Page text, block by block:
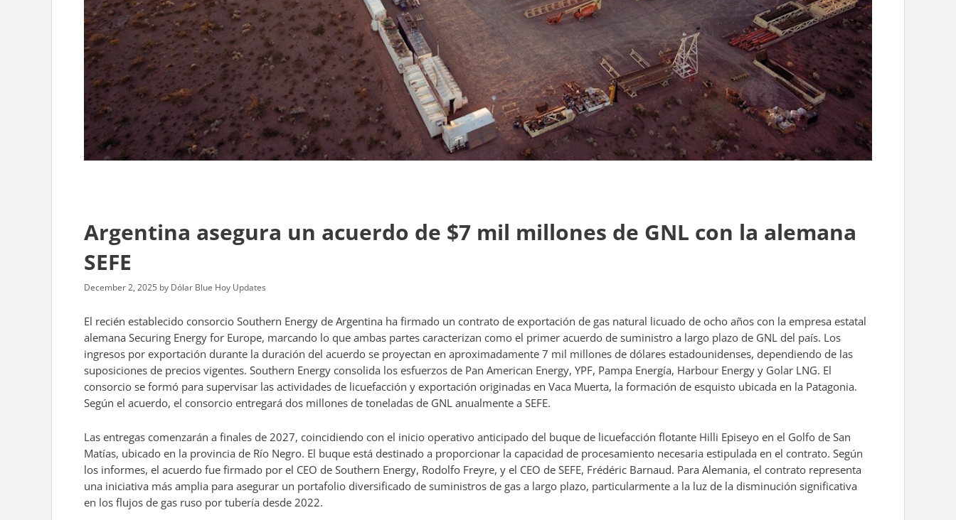
Argentina asegura un acuerdo de $7 mil millones de GNL con la alemana
SEFE
December 2, 2025 by Dólar Blue Hoy Updates
El recién establecido consorcio Southern Energy de Argentina ha firmado un contrato de exportación de gas natural licuado de ocho años con la empresa estatal
alemana Securing Energy for Europe, marcando lo que ambas partes caracterizan como el primer acuerdo de suministro a largo plazo de GNL del país. Los
ingresos por exportación durante la duración del acuerdo se proyectan en aproximadamente 7 mil millones de dólares estadounidenses, dependiendo de las
suposiciones de precios vigentes. Southern Energy consolida los esfuerzos de Pan American Energy, YPF, Pampa Energía, Harbour Energy y Golar LNG. El
consorcio se formó para supervisar las actividades de licuefacción y exportación originadas en Vaca Muerta, la formación de esquisto ubicada en la Patagonia.
Según el acuerdo, el consorcio entregará dos millones de toneladas de GNL anualmente a SEFE.
Las entregas comenzarán a finales de 2027, coincidiendo con el inicio operativo anticipado del buque de licuefacción flotante Hilli Episeyo en el Golfo de San
Matías, ubicado en la provincia de Río Negro. El buque está destinado a proporcionar la capacidad de procesamiento necesaria estipulada en el contrato. Según
los informes, el acuerdo fue firmado por el CEO de Southern Energy, Rodolfo Freyre, y el CEO de SEFE, Frédéric Barnaud. Para Alemania, el contrato representa
una iniciativa más amplia para asegurar un portafolio diversificado de suministros de gas a largo plazo, particularmente a la luz de la disminución significativa
en los flujos de gas ruso por tubería desde 2022.